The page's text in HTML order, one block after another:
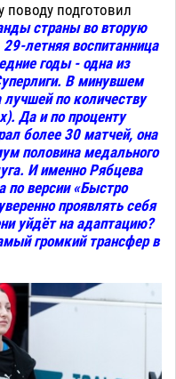
поводу подготовил
страны во вторую
летняя воспитанница
годы - одна из
В минувшем
по количеству
Да и по проценту
более 30 матчей, она
половина медального
И именно Рябцева
по версии «Быстро
проявлять себя
уйдёт на адаптацию?
громкий трансфер в